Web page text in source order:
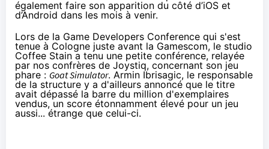
également faire son apparition du côté d’iOS et
d’Android dans les mois à venir.
Lors de la Game Developers Conference qui s'est
tenue à Cologne juste avant la Gamescom, le studio
Coffee Stain a tenu une petite conférence, relayée
par nos confrères de Joystiq, concernant son jeu
phare : Goat Simulator. Armin Ibrisagic, le responsable
de la structure y a d'ailleurs annoncé que le titre
avait dépassé la barre du million d'exemplaires
vendus, un score étonnamment élevé pour un jeu
aussi... étrange que celui-ci.